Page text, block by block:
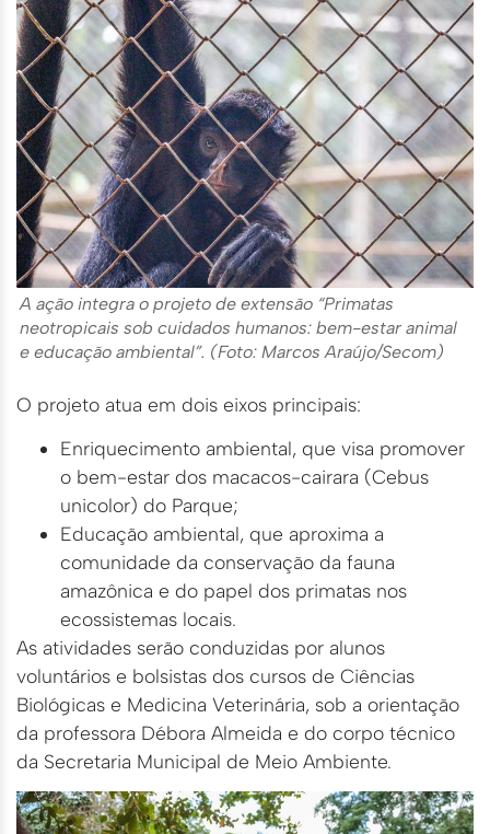
A ação integra o projeto de extensão “Primatas
neotropicais sob cuidados humanos: bem-estar animal
e educação ambiental”. (Foto: Marcos Araújo/Secom)
O projeto atua em dois eixos principais:
Enriquecimento ambiental, que visa promover
o bem-estar dos macacos-cairara (Cebus
unicolor) do Parque;
Educação ambiental, que aproxima a
comunidade da conservação da fauna
amazônica e do papel dos primatas nos
ecossistemas locais.
As atividades serão conduzidas por alunos
voluntários e bolsistas dos cursos de Ciências
Biológicas e Medicina Veterinária, sob a orientação
da professora Débora Almeida e do corpo técnico
da Secretaria Municipal de Meio Ambiente.